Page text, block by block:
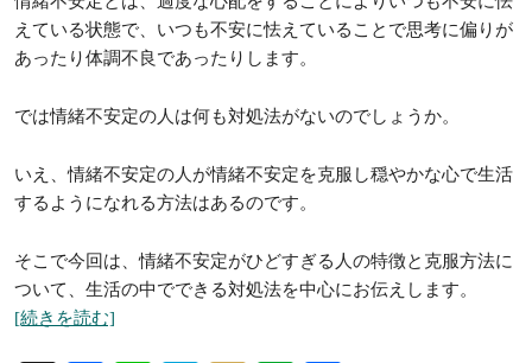
えている状態で、いつも不安に怯えていることで思考に偏りが
あったり体調不良であったりします。
では情緒不安定の人は何も対処法がないのでしょうか。
いえ、情緒不安定の人が情緒不安定を克服し穏やかな心で生活
するようになれる方法はあるのです。
そこで今回は、情緒不安定がひどすぎる人の特徴と克服方法に
ついて、生活の中でできる対処法を中心にお伝えします。
[続きを読む]